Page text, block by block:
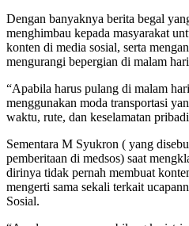
Dengan banyaknya berita begal
menghimbau kepada masyarakat
konten di media sosial, serta
mengurangi bepergian di malam
“Apabila harus pulang di malam
menggunakan moda transportasi
waktu, rute, dan keselamatan
Sementara M Syukron ( yang
pemberitaan di medsos) saat
dirinya tidak pernah membuat
mengerti sama sekali terkait
Sosial.